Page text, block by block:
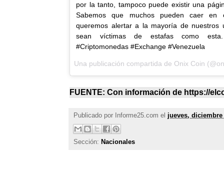
por la tanto, tampoco puede existir una
Sabemos que muchos pueden caer en
queremos alertar a la mayoría de nuestros
sean víctimas de estafas como esta.
#Criptomonedas #Exchange #Venezuela
Una publicación compartida de Onix Coin
FUENTE: Con información de https://
Publicado por Informe25.com el jueves, diciembre
Sección: Nacionales